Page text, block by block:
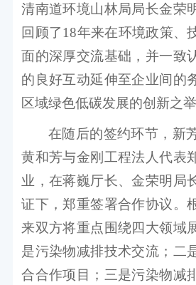
清南道环境山林局局长金荣
回顾了18年来在环境政策、
面的深厚交流基础，并一致
的良好互动延伸至企业间的
区域绿色低碳发展的创新之举
在随后的签约环节，新
黄和芳与金刚工程法人代表
业，在蒋巍厅长、金荣明局
证下，郑重签署合作协议。
来双方将重点围绕四大领域
是污染物减排技术交流；二
合合作项目；三是污染物减